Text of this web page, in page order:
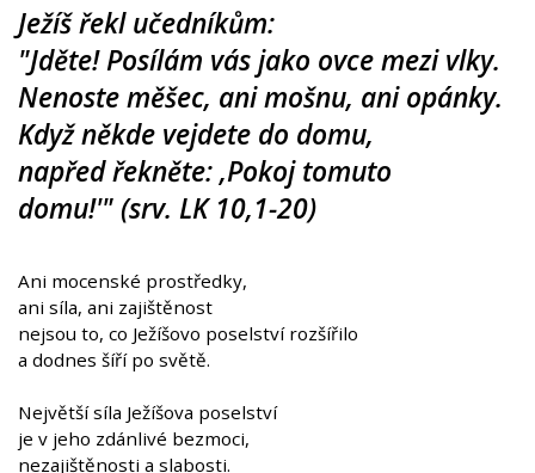
Ježíš řekl učedníkům:
"Jděte! Posílám vás jako ovce mezi vlky.
Nenoste měšec, ani mošnu, ani opánky.
Když někde vejdete do domu,
napřed řekněte: ,Pokoj tomuto
domu!'" (srv. LK 10,1-20)
Ani mocenské prostředky,
ani síla, ani zajištěnost
nejsou to, co Ježíšovo poselství rozšířilo
a dodnes šíří po světě.
Největší síla Ježíšova poselství
je v jeho zdánlivé bezmoci,
nezajištěnosti a slabosti.